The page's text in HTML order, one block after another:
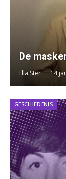
De
Ella Ster 14
GESCHIEDENIS